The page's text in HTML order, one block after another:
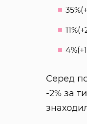
Серед
-2% за